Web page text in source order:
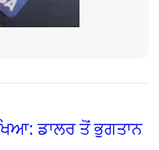
ਡਾਲਰ ਤੋਂ ਭੁਗਤਾਨ